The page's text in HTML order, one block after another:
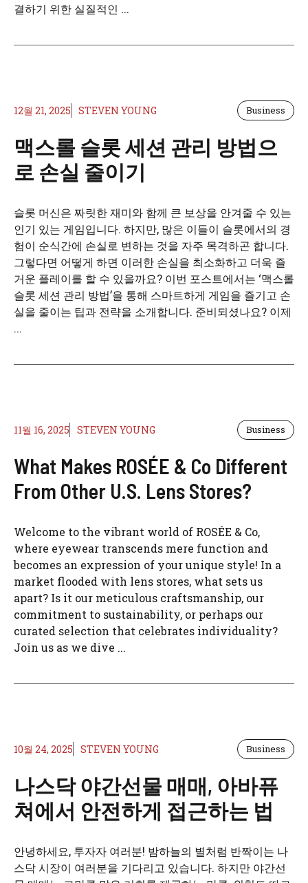
결하기 위한 실질적인 ...
12월 21, 2025 STEVEN YOUNG Business
맥스롤 슬롯 세션 관리 방법으
로 손실 줄이기
슬롯 머신은 짜릿한 재미와 함께 큰 보상을 안겨줄 수 있는
인기 있는 게임입니다. 하지만, 많은 이들이 슬롯에서의 경
험이 순식간에 손실로 변하는 것을 자주 목격하곤 합니다.
그렇다면 어떻게 하면 이러한 손실을 최소화하고 더욱 즐
거운 플레이를 할 수 있을까요? 이번 포스트에서는 ‘맥스롤
슬롯 세션 관리 방법’을 통해 스마트하게 게임을 즐기고 손
실을 줄이는 팁과 전략을 소개합니다. 준비되셨나요? 이제
...
11월 16, 2025 STEVEN YOUNG Business
What Makes ROSÉE & Co Different
From Other U.S. Lens Stores?
Welcome to the vibrant world of ROSÉE & Co,
where eyewear transcends mere function and
becomes an expression of your unique style! In a
market flooded with lens stores, what sets us
apart? Is it our meticulous craftsmanship, our
commitment to sustainability, or perhaps our
curated selection that celebrates individuality?
Join us as we dive ...
10월 24, 2025 STEVEN YOUNG Business
나스닥 야간선물 매매, 아바퓨
쳐에서 안전하게 접근하는 법
안녕하세요, 투자자 여러분! 밤하늘의 별처럼 반짝이는 나
스닥 시장이 여러분을 기다리고 있습니다. 하지만 야간선